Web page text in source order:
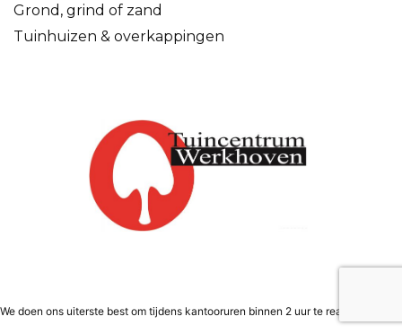
Grond, grind of zand
Tuinhuizen & overkappingen
We doen ons uiterste best om tijdens kantooruren binnen 2 uur te reageren.